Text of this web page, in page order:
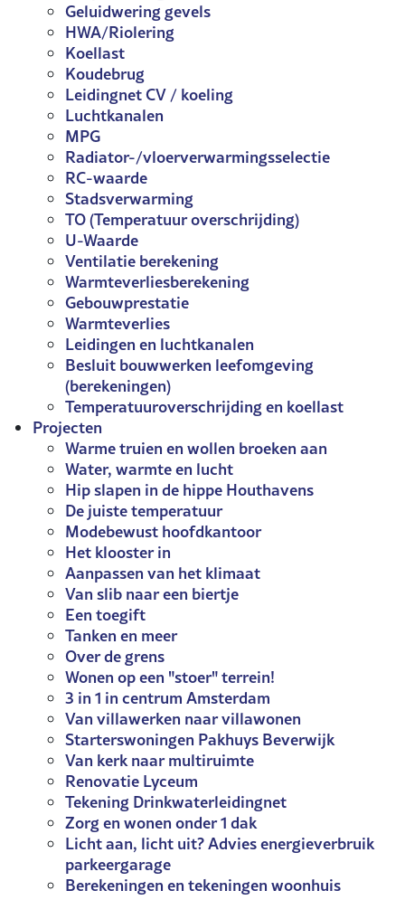
Geluidwering gevels
HWA/Riolering
Koellast
Koudebrug
Leidingnet CV / koeling
Luchtkanalen
MPG
Radiator-/vloerverwarmingsselectie
RC-waarde
Stadsverwarming
TO (Temperatuur overschrijding)
U-Waarde
Ventilatie berekening
Warmteverliesberekening
Gebouwprestatie
Warmteverlies
Leidingen en luchtkanalen
Besluit bouwwerken leefomgeving
(berekeningen)
Temperatuuroverschrijding en koellast
Projecten
Warme truien en wollen broeken aan
Water, warmte en lucht
Hip slapen in de hippe Houthavens
De juiste temperatuur
Modebewust hoofdkantoor
Het klooster in
Aanpassen van het klimaat
Van slib naar een biertje
Een toegift
Tanken en meer
Over de grens
Wonen op een "stoer" terrein!
3 in 1 in centrum Amsterdam
Van villawerken naar villawonen
Starterswoningen Pakhuys Beverwijk
Van kerk naar multiruimte
Renovatie Lyceum
Tekening Drinkwaterleidingnet
Zorg en wonen onder 1 dak
Licht aan, licht uit? Advies energieverbruik
parkeergarage
Berekeningen en tekeningen woonhuis